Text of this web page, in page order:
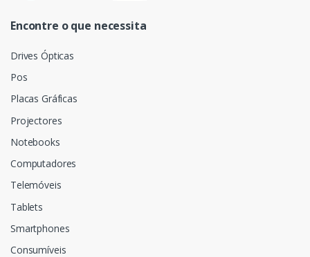
Encontre o que necessita
Drives Ópticas
Pos
Placas Gráficas
Projectores
Notebooks
Computadores
Telemóveis
Tablets
Smartphones
Consumíveis